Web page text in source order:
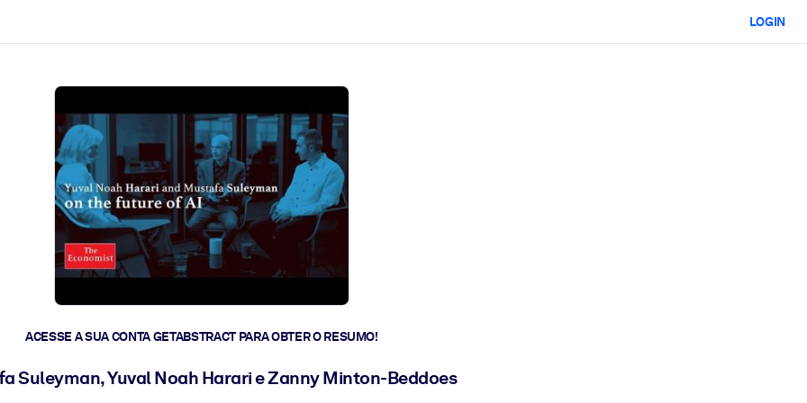
ação rápida.
LOGIN
ACESSE A SUA CONTA GETABSTRACT PARA OBTER O RESUMO!
Suleyman, Yuval Noah Harari e Zanny Minton-Beddoes